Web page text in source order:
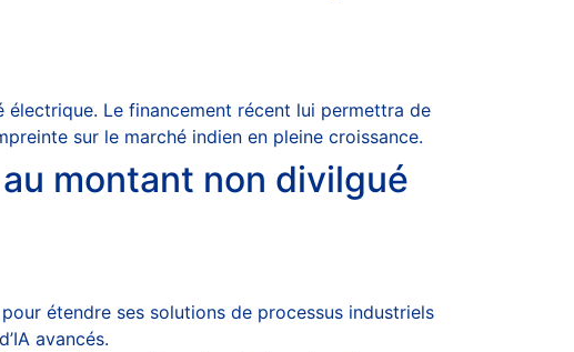
Le financement récent lui permettra de
sur le marché indien en pleine croissance​.
montant non divilgué
étendre ses solutions de processus industriels
avancés​.